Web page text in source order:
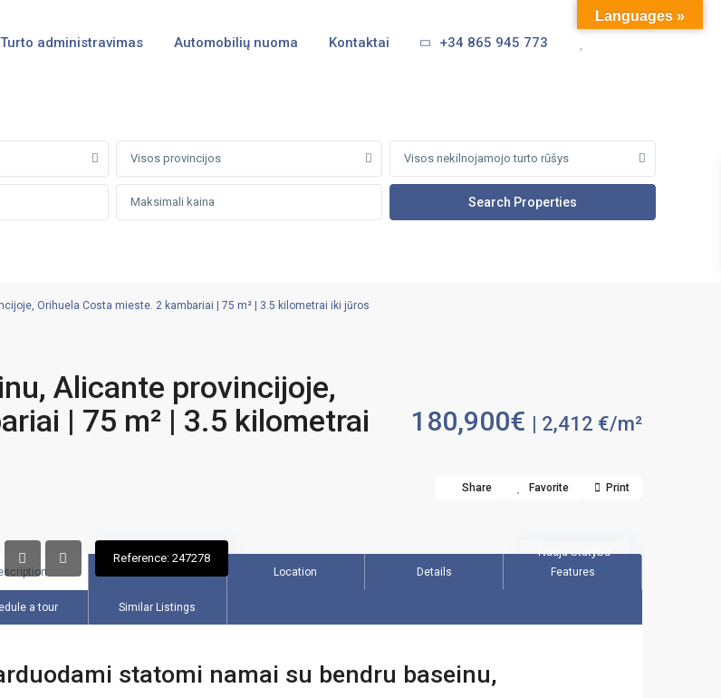
Turto administravimas Automobilių nuoma Kontaktai +34 865 945 773
Visos provincijos Visos nekilnojamojo turto rūšys
Orihuela Costa mieste. 2 kambariai | 75 m² | 3.5 kilometrai iki jūros
Alicante provincijoje,
| 75 m² | 3.5 kilometrai
180,900€ | 2,412 €/m²
Share Favorite Print
Nauja Statyba
Reference: 247278
Location Details Features
a tour Similar Listings
statomi namai su bendru baseinu,
Languages »